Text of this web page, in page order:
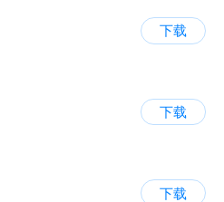
下载
下载
下载